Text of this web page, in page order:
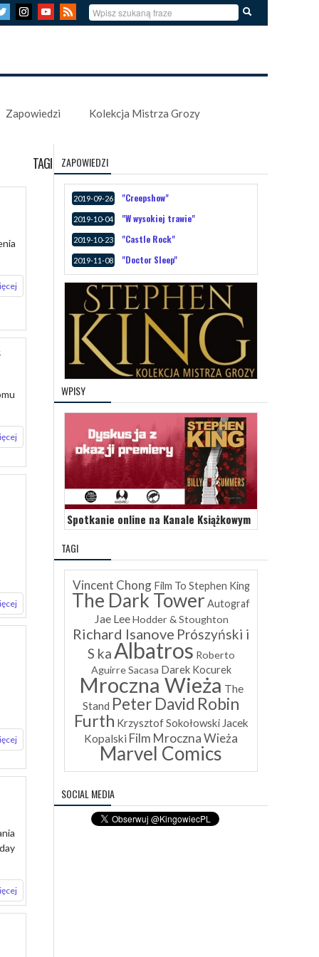
Zapowiedzi Kolekcja Mistrza Grozy
TAGI ZAPOWIEDZI
2019-09-26 "Creepshow"
2019-10-04 "W wysokiej trawie"
2019-10-23 "Castle Rock"
2019-11-08 "Doctor Sleep"
WPISY
Spotkanie online na Kanale Książkowym
TAGI
Vincent Chong Film To Stephen King
The Dark Tower Autograf
Jae Lee Hodder & Stoughton
Richard Isanove Prószyński i
S ka Albatros Roberto
Aguirre Sacasa Darek Kocurek
Mroczna Wieża The
Stand Peter David Robin
Furth Krzysztof Sokołowski Jacek
Kopalski Film Mroczna Wieża
Marvel Comics
SOCIAL MEDIA